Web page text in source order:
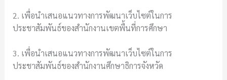
2. เพื่อนำเสนอแนวทางการพัฒนาเว็บไซต์ในการ
ประชาสัมพันธ์ของสำนักงานเขตพื้นที่การศึกษา
3. เพื่อนำเสนอแนวทางการพัฒนาเว็บไซต์ในการ
ประชาสัมพันธ์ของสำนักงานศึกษาธิการจังหวัด